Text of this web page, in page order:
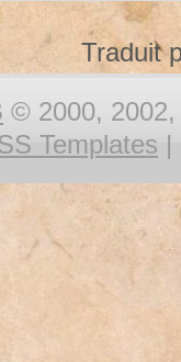
Traduit
© 2000, 2002,
Templates |